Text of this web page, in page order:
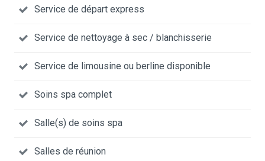
Service de départ express
Service de nettoyage à sec / blanchisserie
Service de limousine ou berline disponible
Soins spa complet
Salle(s) de soins spa
Salles de réunion